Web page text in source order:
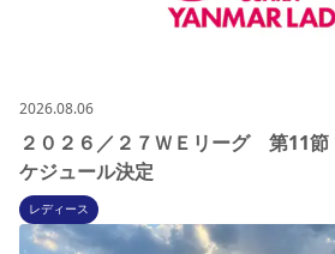
2026.08.06
２０２６／２７ＷＥリーグ 第11節
ケジュール決定
レディース